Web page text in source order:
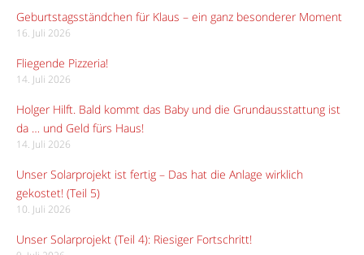
Geburtstagsständchen für Klaus – ein ganz besonderer Moment
16. Juli 2026
Fliegende Pizzeria!
14. Juli 2026
Holger Hilft. Bald kommt das Baby und die Grundausstattung ist
da … und Geld fürs Haus!
14. Juli 2026
Unser Solarprojekt ist fertig – Das hat die Anlage wirklich
gekostet! (Teil 5)
10. Juli 2026
Unser Solarprojekt (Teil 4): Riesiger Fortschritt!